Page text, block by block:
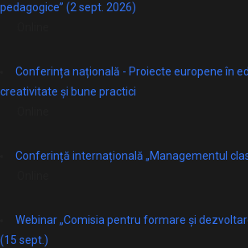
pedagogice” (2 sept. 2026)
Conferința națională - Proiecte europene în
creativitate și bune practici
Conferință internațională „Managementul
Webinar „Comisia pentru formare și
(15 sept.)